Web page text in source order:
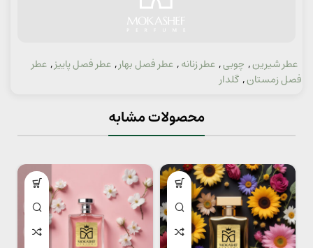
عطر شیرین, چوبی, عطر زنانه, عطر فصل بهار, عطر فصل پاییز, عطر
فصل زمستان, گلدار
محصولات مشابه